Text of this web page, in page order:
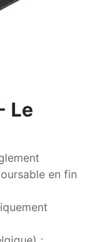
Le
en fin